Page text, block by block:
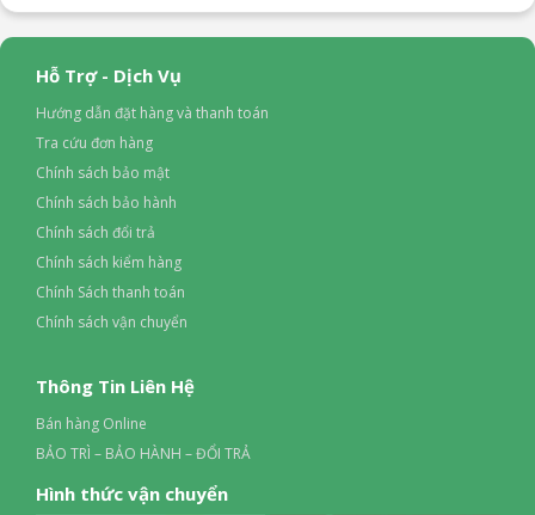
Hỗ Trợ - Dịch Vụ
Hướng dẫn đặt hàng và thanh toán
Tra cứu đơn hàng
Chính sách bảo mật
Chính sách bảo hành
Chính sách đổi trả
Chính sách kiểm hàng
Chính Sách thanh toán
Chính sách vận chuyển
Thông Tin Liên Hệ
Bán hàng Online
BẢO TRÌ – BẢO HÀNH – ĐỔI TRẢ
Hình thức vận chuyển